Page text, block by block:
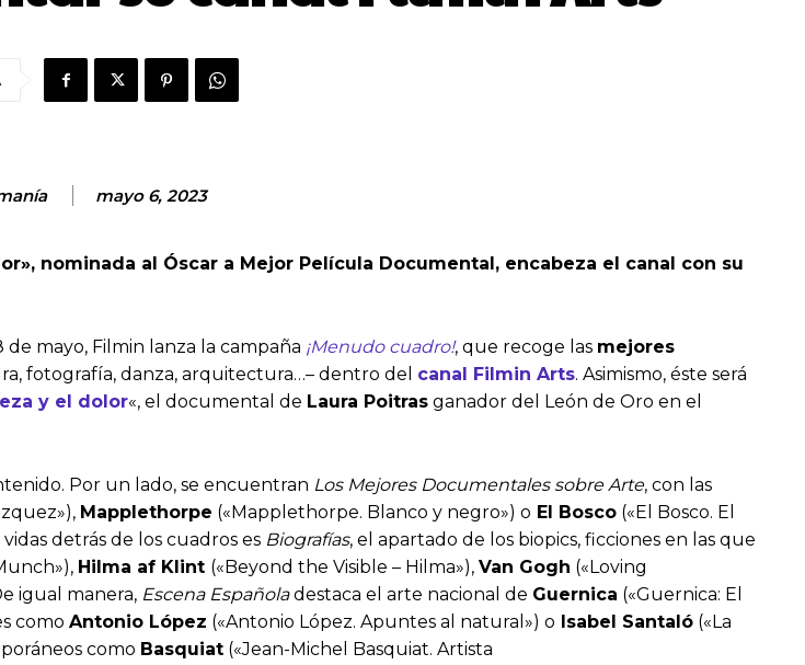
mayo 6, 2023
nominada al Óscar a Mejor Película Documental, encabeza el canal con su
mayo, Filmin lanza la campaña ¡Menudo cuadro!, que recoge las mejores
fotografía, danza, arquitectura…– dentro del canal Filmin Arts. Asimismo, éste será
y el dolor«, el documental de Laura Poitras ganador del León de Oro en el
Por un lado, se encuentran Los Mejores Documentales sobre Arte, con las
Mapplethorpe («Mapplethorpe. Blanco y negro») o El Bosco («El Bosco. El
detrás de los cuadros es Biografías, el apartado de los biopics, ficciones en las que
Hilma af Klint («Beyond the Visible – Hilma»), Van Gogh («Loving
igual manera, Escena Españoladestaca el arte nacional de Guernica («Guernica: El
como Antonio López («Antonio López. Apuntes al natural») o Isabel Santaló («La
como Basquiat («Jean-Michel Basquiat. Artista